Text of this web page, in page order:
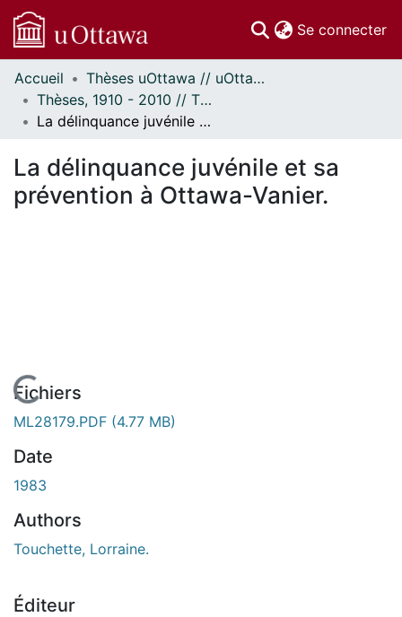
Se connecter
Communautés
et collections
Parcourir
À propos
Accueil
Thèses uOttawa // uOttawa Theses
Thèses, 1910 - 2010 // Theses, 1910 - 2010
La délinquance juvénile et sa prévention à Ottawa-Vanier.
La délinquance juvénile et sa
prévention à Ottawa-Vanier.
En cours de chargement...
Fichiers
ML28179.PDF (4.77 MB)
Date
1983
Authors
Touchette, Lorraine.
Éditeur